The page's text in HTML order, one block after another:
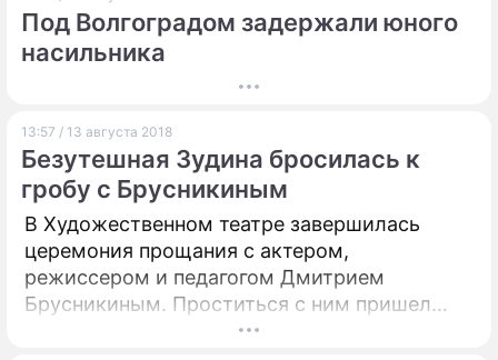
Под Волгоградом задержали юного
насильника
13:57 / 13 августа 2018
Безутешная Зудина бросилась к
гробу с Брусникиным
В Художественном театре завершилась
церемония прощания с актером,
режиссером и педагогом Дмитрием
Брусникиным. Проститься с ним пришел
весь цвет театральной Москвы.